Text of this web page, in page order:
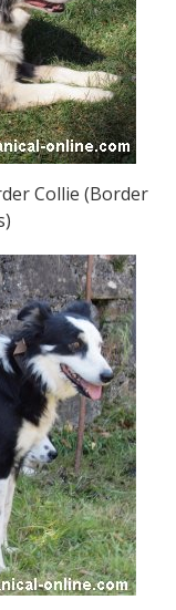
Collie (Border